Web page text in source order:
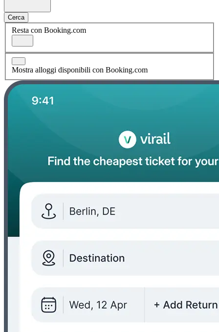
Cerca
Resta con Booking.com
Mostra alloggi disponibili con Booking.com